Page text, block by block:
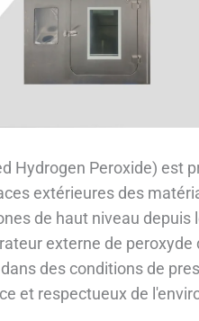
Hydrogen Peroxide) est
extérieures des
de haut niveau depuis
externe de peroxyde
des conditions de
et respectueux de